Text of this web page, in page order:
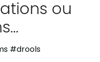
ou
#drools